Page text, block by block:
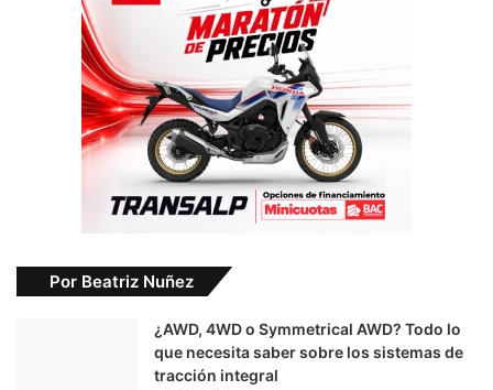
Por Beatriz Nuñez
¿AWD, 4WD o Symmetrical AWD? Todo lo
que necesita saber sobre los sistemas de
tracción integral